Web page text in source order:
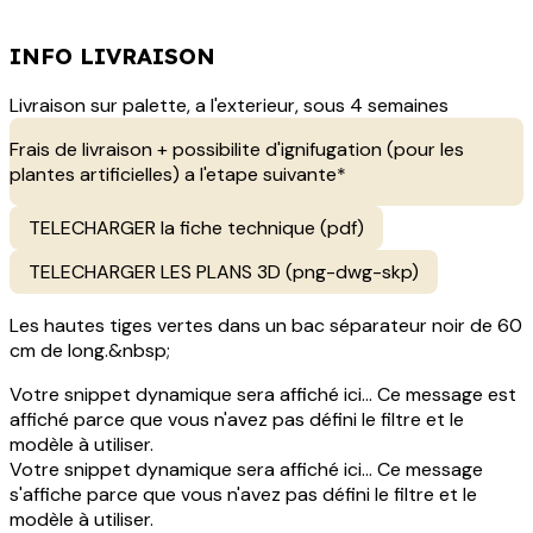
INFO LIVRAISON
Livraison sur palette, a l'exterieur, sous 4 semaines
Frais de livraison + possibilite d'ignifugation (pour les
plantes artificielles) a l'etape suivante*
TELECHARGER la fiche technique (pdf)
TELECHARGER LES PLANS 3D (png-dwg-skp)
Les hautes tiges vertes dans un bac séparateur noir de 60
cm de long.&nbsp;
Votre snippet dynamique sera affiché ici... Ce message est
affiché parce que vous n'avez pas défini le filtre et le
modèle à utiliser.
Votre snippet dynamique sera affiché ici... Ce message
s'affiche parce que vous n'avez pas défini le filtre et le
modèle à utiliser.